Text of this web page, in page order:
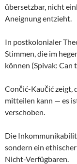
übersetzbar, nicht
Aneignung entzieht.
In postkolonialer
Stimmen, die im
können (Spivak: Can
Cončić-Kaučić zeigt,
mitteilen kann — es
verschoben.
Die
sondern ein
Nicht-Verfügbaren.